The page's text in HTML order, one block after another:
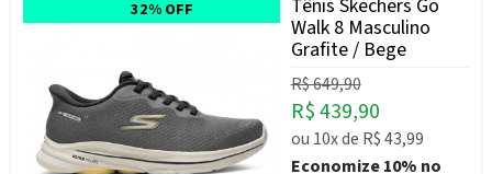
32% OFF
Tênis Skechers Go
Walk 8 Masculino
Grafite / Bege
R$ 649,90
R$ 439,90
ou 10xde R$ 43,99
Economize10% no